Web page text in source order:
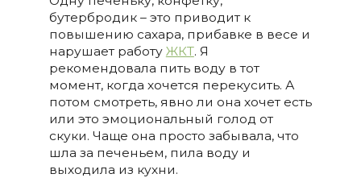
бутербродик – это приводит к
повышению сахара, прибавке в весе и
нарушает работу ЖКТ. Я
рекомендовала пить воду в тот
момент, когда хочется перекусить. А
потом смотреть, явно ли она хочет есть
или это эмоциональный голод от
скуки. Чаще она просто забывала, что
шла за печеньем, пила воду и
выходила из кухни.